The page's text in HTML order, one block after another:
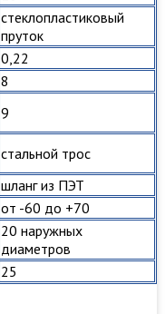
стеклопластиковый
пруток
0,22
8
9
стальной трос
шланг из ПЭТ
от -60 до +70
20 наружных
диаметров
25